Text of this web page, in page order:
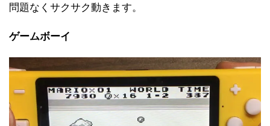
問題なくサクサク動きます。
ゲームボーイ